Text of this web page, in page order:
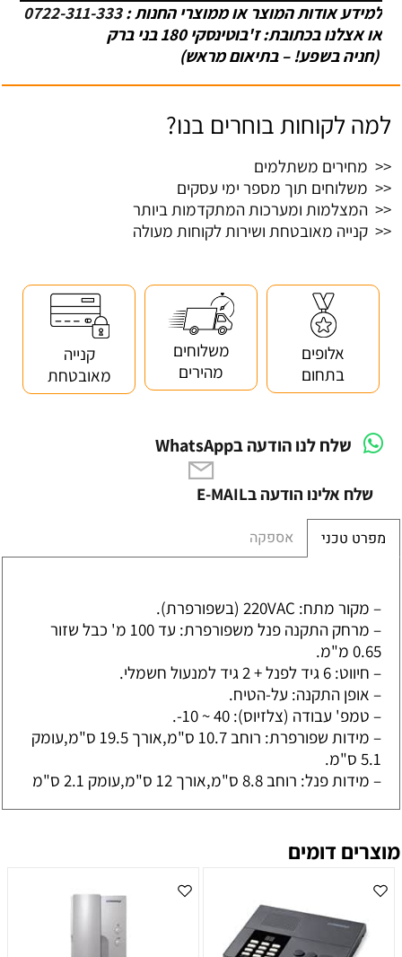
למידע אודות המוצר או ממוצרי החנות :0722-311-333
או אצלנו בכתובת: ז'בוטינסקי 180 בני ברק
(חניה בשפע! – בתיאום מראש)
למה לקוחות בוחרים בנו?
<< מחירים משתלמים
<< משלוחים תוך מספר ימי עסקים
<< המצלמות ומערכות המתקדמות ביותר
<< קנייה מאובטחת ושירות לקוחות מעולה
אלופים
בתחום
משלוחים
מהירים
קנייה
מאובטחת
שלח לנו הודעה בWhatsApp
שלח אלינו הודעה בE-MAIL
מפרט טכני אספקה
– מקור מתח: 220VAC (בשפורפרת).
– מרחק התקנה פנל משפורפרת: עד 100 מ' כבל שזור
0.65 מ"מ.
– חיווט: 6 גיד לפנל + 2 גיד למנעול חשמלי.
– אופן התקנה: על-הטיח.
– טמפ' עבודה (צלזיוס): 40 ~ 10-.
– מידות שפורפרת: רוחב 10.7 ס"מ,אורך 19.5 ס"מ,עומק
5.1 ס"מ.
– מידות פנל: רוחב 8.8 ס"מ,אורך 12 ס"מ,עומק 2.1 ס"מ
מוצרים דומים